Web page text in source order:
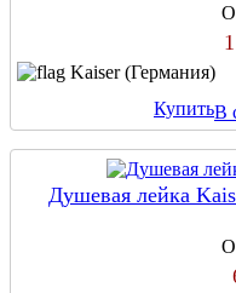
Kaiser (Германия)
КупитьВ
Душевая лейка